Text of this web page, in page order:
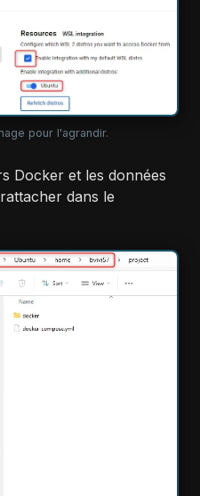
pour l'agrandir.
Docker et les données
dans le